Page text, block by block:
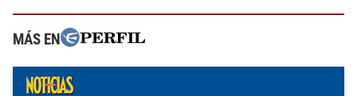
MÁS EN